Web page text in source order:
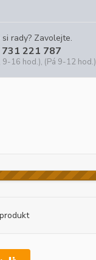
rady? Zavolejte.
221 787
9-16 hod.), (Pá 9-12 hod.)